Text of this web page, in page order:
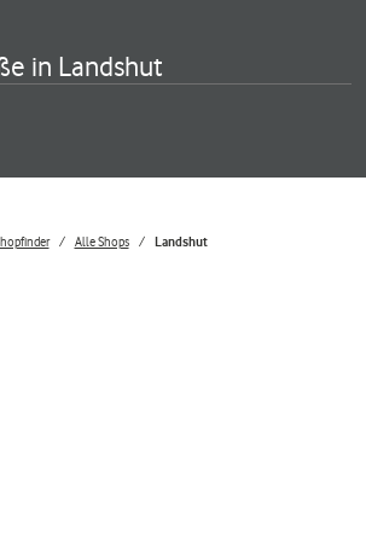
in Landshut
Alle Shops Landshut